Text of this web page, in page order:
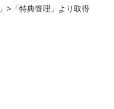
>「特典管理」より取得